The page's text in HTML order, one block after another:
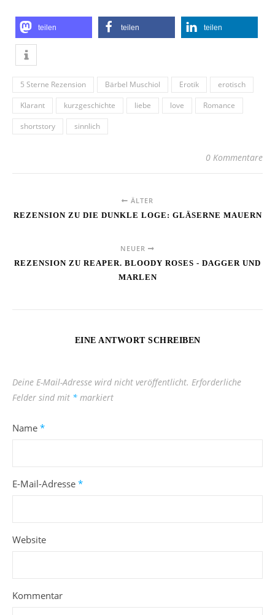
teilen teilen teilen
5 Sterne Rezension Bärbel Muschiol Erotik
erotisch
Klarant
kurzgeschichte liebe love
Romance
shortstory
sinnlich
0 Kommentare
ÄLTER
REZENSION ZU DIE DUNKLE LOGE: GLÄSERNE MAUERN
NEUER
REZENSION ZU REAPER. BLOODY ROSES - DAGGER UND
MARLEN
EINE ANTWORT SCHREIBEN
Deine E-Mail-Adresse wird nicht veröffentlicht. Erforderliche
Felder sind mit * markiert
Name *
E-Mail-Adresse *
Website
Kommentar